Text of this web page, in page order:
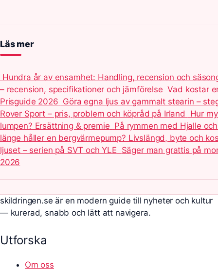
Läs mer
Hundra år av ensamhet: Handling, recension och
– recension, specifikationer och jämförelse Vad kostar
Prisguide 2026 Göra egna ljus av gammalt stearin –
Rover Sport – pris, problem och köpråd på Irland
Hur
lumpen? Ersättning & premie På rymmen med Hjalle
länge håller en bergvärmepump? Livslängd, byte och
ljuset – serien på SVT och YLE Säger man grattis på
2026
skildringen.se är en modern guide till nyheter och kultur
— kurerad, snabb och lätt att navigera.
Utforska
Om oss